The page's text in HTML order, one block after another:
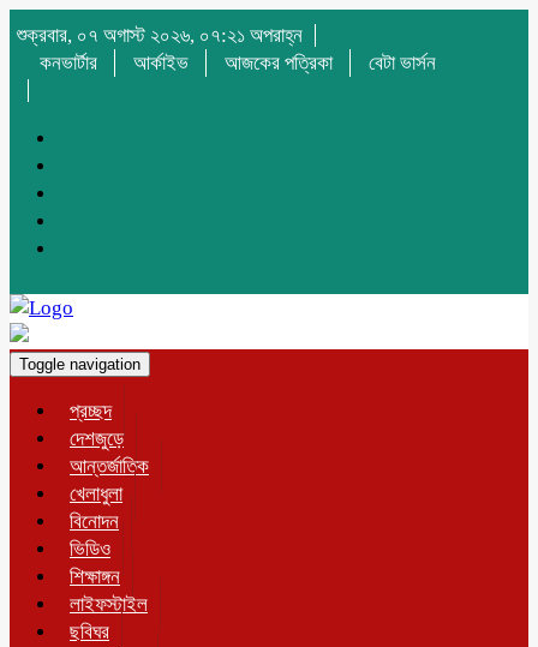
শুক্রবার, ০৭ অগাস্ট ২০২৬, ০৭:২১ অপরাহ্ন
কনভার্টার
আর্কাইভ আজকের পত্রিকা বেটা ভার্সন
Toggle navigation
প্রচ্ছদ
দেশজুড়ে
আন্তর্জাতিক
খেলাধুলা
বিনোদন
ভিডিও
শিক্ষাঙ্গন
লাইফস্টাইল
ছবিঘর